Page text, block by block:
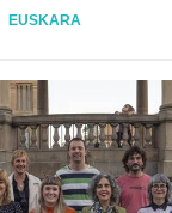
EUSKARA